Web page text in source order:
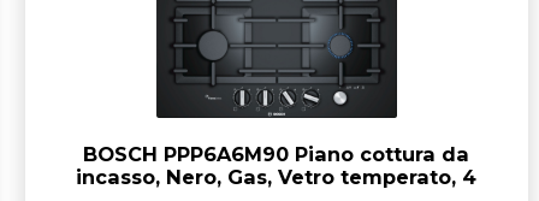
BOSCH PPP6A6M90 Piano cottura da
incasso, Nero, Gas, Vetro temperato, 4